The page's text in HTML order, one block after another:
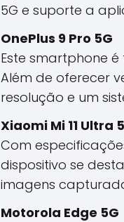
5G e suporte a
OnePlus 9 Pro 5G
Este smartphone
Além de oferecer
resolução e um
Xiaomi Mi 11 Ultra
Com
dispositivo se
imagens
Motorola Edge 5G